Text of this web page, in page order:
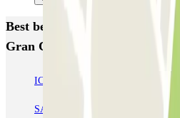
Best beoordeelde
Gran Canaria
IC Secretario Padilla SABA Plaza
SABA Edificios Múltiples SABA